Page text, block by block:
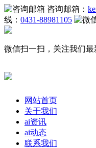
咨询邮箱：
线： 0431-88981105
微信扫一扫，关注我们最
网站首页
关于我们
ai资讯
ai动态
联系我们